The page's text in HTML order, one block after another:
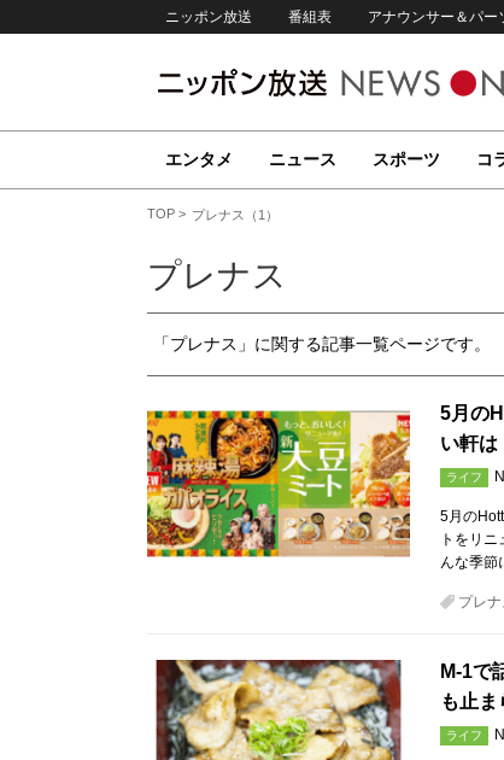
ニッポン放送 番組表 アナウンサー＆パー
エンタメ ニュース スポーツ コ
TOP プレナス（1）
プレナス
「プレナス」に関する記事一覧ページです。
5月の
い軒は
ライフ
5月の
トをリ
んな季節
プレナ
M-1で
も止
ライフ